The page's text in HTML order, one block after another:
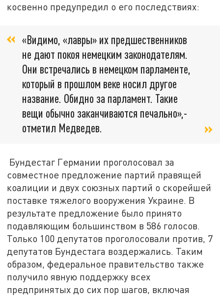
косвенно предупредил о его последствиях:
«Видимо, «лавры» их предшественников
не дают покоя немецким законодателям.
Они встречались в немецком парламенте,
который в прошлом веке носил другое
название. Обидно за парламент. Такие
вещи обычно заканчиваются печально»,-
отметил Медведев.
Бундестаг Германии проголосовал за
совместное предложение партий правящей
коалиции и двух союзных партий о скорейшей
поставке тяжелого вооружения Украине. В
результате предложение было принято
подавляющим большинством в 586 голосов.
Только 100 депутатов проголосовали против, 7
депутатов Бундестага воздержались. Таким
образом, федеральное правительство также
получило явную поддержку всех
предпринятых до сих пор шагов, включая